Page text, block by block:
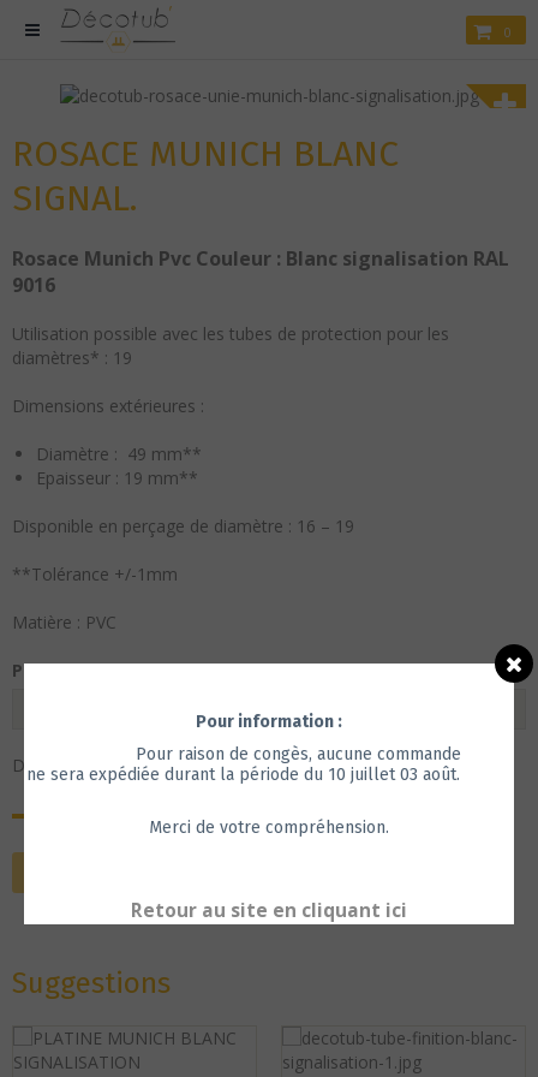
0
ROSACE MUNICH BLANC
SIGNAL.
Rosace Munich Pvc Couleur : Blanc signalisation RAL
9016
Utilisation possible avec les tubes de protection pour les
diamètres* : 19
Dimensions extérieures :
Diamètre : 49 mm**
Epaisseur : 19 mm**
Disponible en perçage de diamètre : 16 – 19
**Tolérance +/-1mm
Matière : PVC
Perçage
Disponibilité : En stock, livraison sous 7 jours
4,54€ HT
Suggestions
Pour information :
Pour raison de congès, aucune commande
ne sera expédiée durant la période du 10 juillet 03 août.
Merci de votre compréhension.
Retour au site en cliquant ici